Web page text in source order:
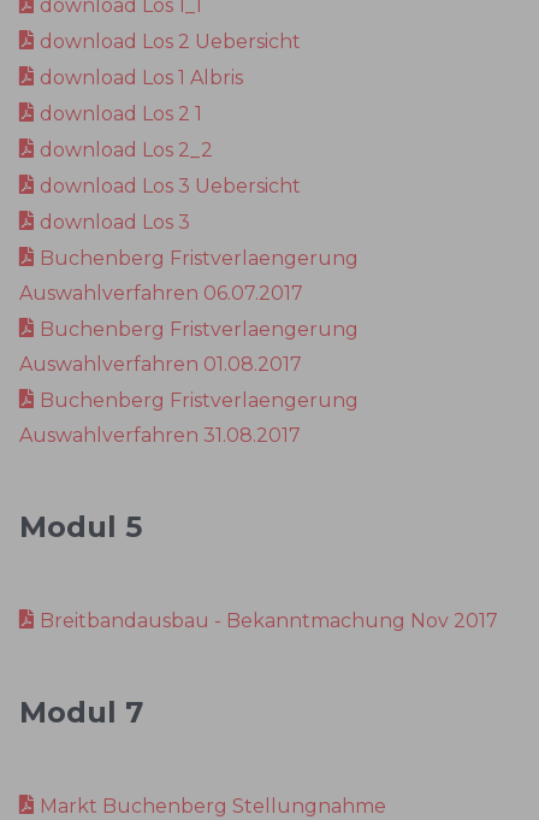
download Los 1_1
download Los 2 Uebersicht
download Los 1 Albris
download Los 2 1
download Los 2_2
download Los 3 Uebersicht
download Los 3
Buchenberg Fristverlaengerung
Auswahlverfahren 06.07.2017
Buchenberg Fristverlaengerung
Auswahlverfahren 01.08.2017
Buchenberg Fristverlaengerung
Auswahlverfahren 31.08.2017
Modul 5
Breitbandausbau - Bekanntmachung Nov 2017
Modul 7
Markt Buchenberg Stellungnahme